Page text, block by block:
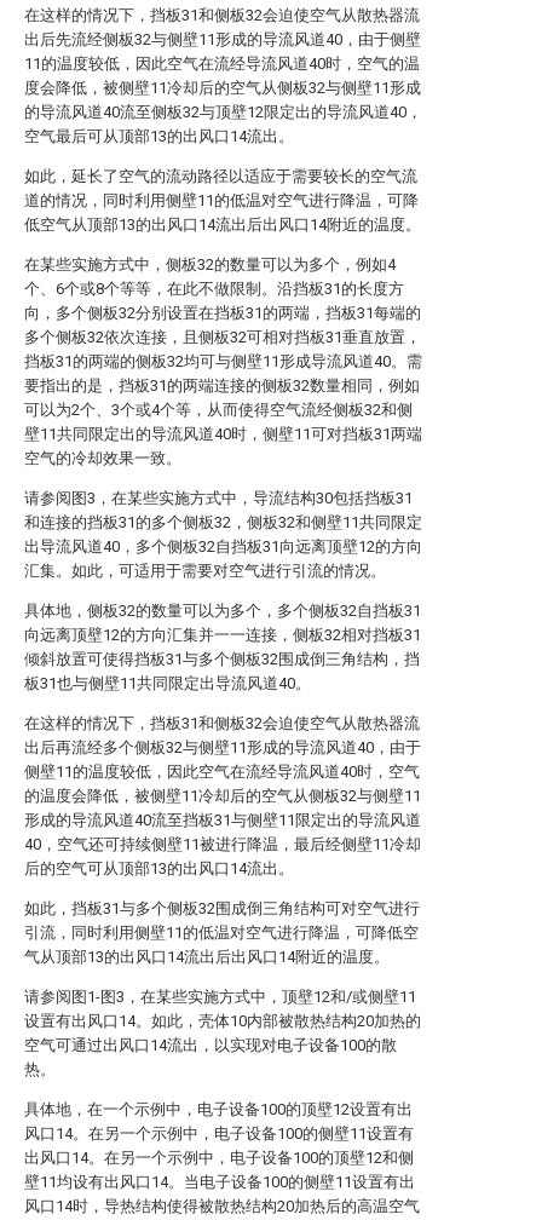
在这样的情况下，挡板31和侧板32会迫使空气从散热器流
出后先流经侧板32与侧壁11形成的导流风道40，由于侧壁
11的温度较低，因此空气在流经导流风道40时，空气的温
度会降低，被侧壁11冷却后的空气从侧板32与侧壁11形成
的导流风道40流至侧板32与顶壁12限定出的导流风道40，
空气最后可从顶部13的出风口14流出。
如此，延长了空气的流动路径以适应于需要较长的空气流
道的情况，同时利用侧壁11的低温对空气进行降温，可降
低空气从顶部13的出风口14流出后出风口14附近的温度。
在某些实施方式中，侧板32的数量可以为多个，例如4
个、6个或8个等等，在此不做限制。沿挡板31的长度方
向，多个侧板32分别设置在挡板31的两端，挡板31每端的
多个侧板32依次连接，且侧板32可相对挡板31垂直放置，
挡板31的两端的侧板32均可与侧壁11形成导流风道40。需
要指出的是，挡板31的两端连接的侧板32数量相同，例如
可以为2个、3个或4个等，从而使得空气流经侧板32和侧
壁11共同限定出的导流风道40时，侧壁11可对挡板31两端
空气的冷却效果一致。
请参阅图3，在某些实施方式中，导流结构30包括挡板31
和连接的挡板31的多个侧板32，侧板32和侧壁11共同限定
出导流风道40，多个侧板32自挡板31向远离顶壁12的方向
汇集。如此，可适用于需要对空气进行引流的情况。
具体地，侧板32的数量可以为多个，多个侧板32自挡板31
向远离顶壁12的方向汇集并一一连接，侧板32相对挡板31
倾斜放置可使得挡板31与多个侧板32围成倒三角结构，挡
板31也与侧壁11共同限定出导流风道40。
在这样的情况下，挡板31和侧板32会迫使空气从散热器流
出后再流经多个侧板32与侧壁11形成的导流风道40，由于
侧壁11的温度较低，因此空气在流经导流风道40时，空气
的温度会降低，被侧壁11冷却后的空气从侧板32与侧壁11
形成的导流风道40流至挡板31与侧壁11限定出的导流风道
40，空气还可持续侧壁11被进行降温，最后经侧壁11冷却
后的空气可从顶部13的出风口14流出。
如此，挡板31与多个侧板32围成倒三角结构可对空气进行
引流，同时利用侧壁11的低温对空气进行降温，可降低空
气从顶部13的出风口14流出后出风口14附近的温度。
请参阅图1-图3，在某些实施方式中，顶壁12和/或侧壁11
设置有出风口14。如此，壳体10内部被散热结构20加热的
空气可通过出风口14流出，以实现对电子设备100的散
热。
具体地，在一个示例中，电子设备100的顶壁12设置有出
风口14。在另一个示例中，电子设备100的侧壁11设置有
出风口14。在另一个示例中，电子设备100的顶壁12和侧
壁11均设有出风口14。当电子设备100的侧壁11设置有出
风口14时，导热结构使得被散热结构20加热后的高温空气